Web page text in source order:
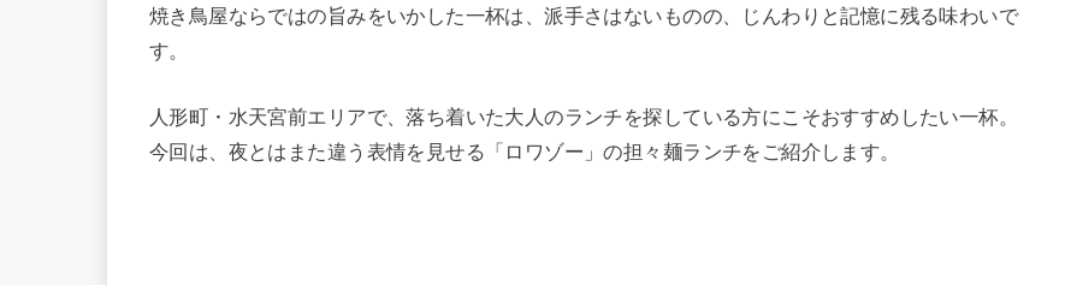
焼き鳥屋ならではの旨みをいかした一杯は、派手さはないものの、じんわりと記憶に残る味わいで
す。
人形町・水天宮前エリアで、落ち着いた大人のランチを探している方にこそおすすめしたい一杯。
今回は、夜とはまた違う表情を見せる「ロワゾー」の担々麺ランチをご紹介します。